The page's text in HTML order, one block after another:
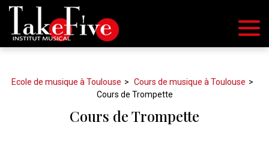
Ecole de musique à Toulouse
Cours de musique à Toulouse
Cours de Trompette
Cours de Trompette